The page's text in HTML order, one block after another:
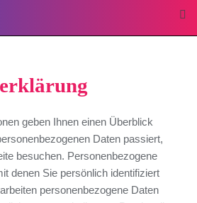
geben Ihnen einen Überblick
Daten passiert,
besuchen. Personenbezogene
denen Sie persönlich identifiziert
personenbezogene Daten